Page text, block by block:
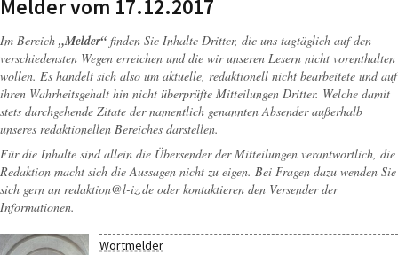
Melder vom 17.12.2017
Im Bereich „Melder“ finden Sie Inhalte Dritter, die uns tagtäglich auf den
verschiedensten Wegen erreichen und die wir unseren Lesern nicht vorenthalten
wollen. Es handelt sich also um aktuelle, redaktionell nicht bearbeitete und auf
ihren Wahrheitsgehalt hin nicht überprüfte Mitteilungen Dritter. Welche damit
stets durchgehende Zitate der namentlich genannten Absender außerhalb
unseres redaktionellen Bereiches darstellen.
Für die Inhalte sind allein die Übersender der Mitteilungen verantwortlich, die
Redaktion macht sich die Aussagen nicht zu eigen. Bei Fragen dazu wenden Sie
sich gern an redaktion@l-iz.de oder kontaktieren den Versender der
Informationen.
Wortmelder